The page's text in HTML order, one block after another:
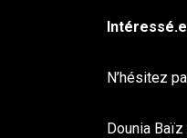
N’hésitez
Dounia Baïz